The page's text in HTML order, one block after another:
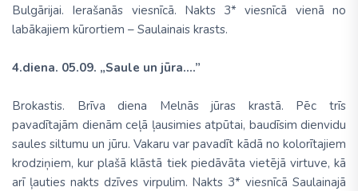
Bulgārijai. Ierašanās viesnīcā. Nakts 3* viesnīcā vienā no
labākajiem kūrortiem – Saulainais krasts.
4.diena. 05.09. „Saule un jūra....”
Brokastis. Brīva diena Melnās jūras krastā. Pēc trīs
pavadītajām dienām ceļā ļausimies atpūtai, baudīsim dienvidu
saules siltumu un jūru. Vakaru var pavadīt kādā no kolorītajiem
krodziņiem, kur plašā klāstā tiek piedāvāta vietējā virtuve, kā
arī ļauties nakts dzīves virpulim. Nakts 3* viesnīcā Saulainajā